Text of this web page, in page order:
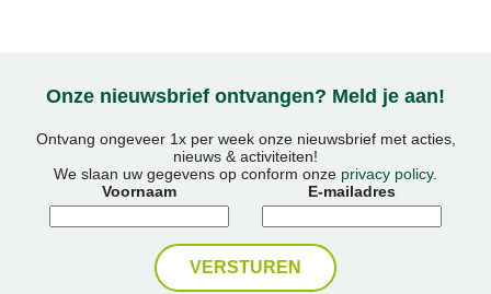
Onze nieuwsbrief ontvangen? Meld je aan!
Ontvang ongeveer 1x per week onze nieuwsbrief met acties,
nieuws & activiteiten!
We slaan uw gegevens op conform onze privacy policy.
Voornaam
E-mailadres